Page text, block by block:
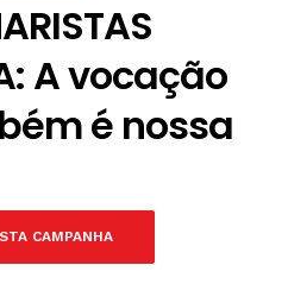
A vocação
é nossa
CAMPANHA